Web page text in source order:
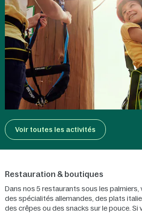
Voir toutes les activités
Restauration & boutiques
Dans nos 5 restaurants sous les
des spécialités allemandes, des plats
des crêpes ou des snacks sur le pouce. Si